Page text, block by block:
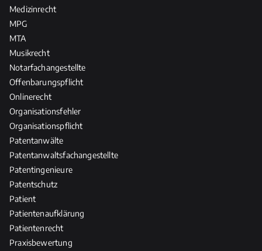
Medizinrecht
MPG
MTA
Musikrecht
Notarfachangestellte
Offenbarungspflicht
Onlinerecht
Organisationsfehler
Organisationspflicht
Patentanwälte
Patentanwaltsfachangestellte
Patentingenieure
Patentschutz
Patient
Patientenaufklärung
Patientenrecht
Praxisbewertung